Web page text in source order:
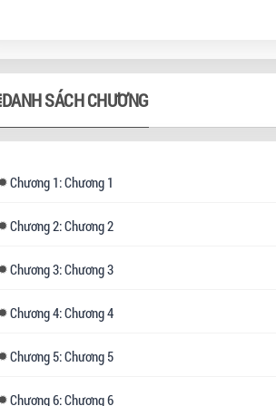
DANH SÁCH CHƯƠNG
Chương 1: Chương 1
Chương2: Chương 2
Chương3: Chương 3
Chương4: Chương 4
Chương 5: Chương 5
Chương6: Chương 6